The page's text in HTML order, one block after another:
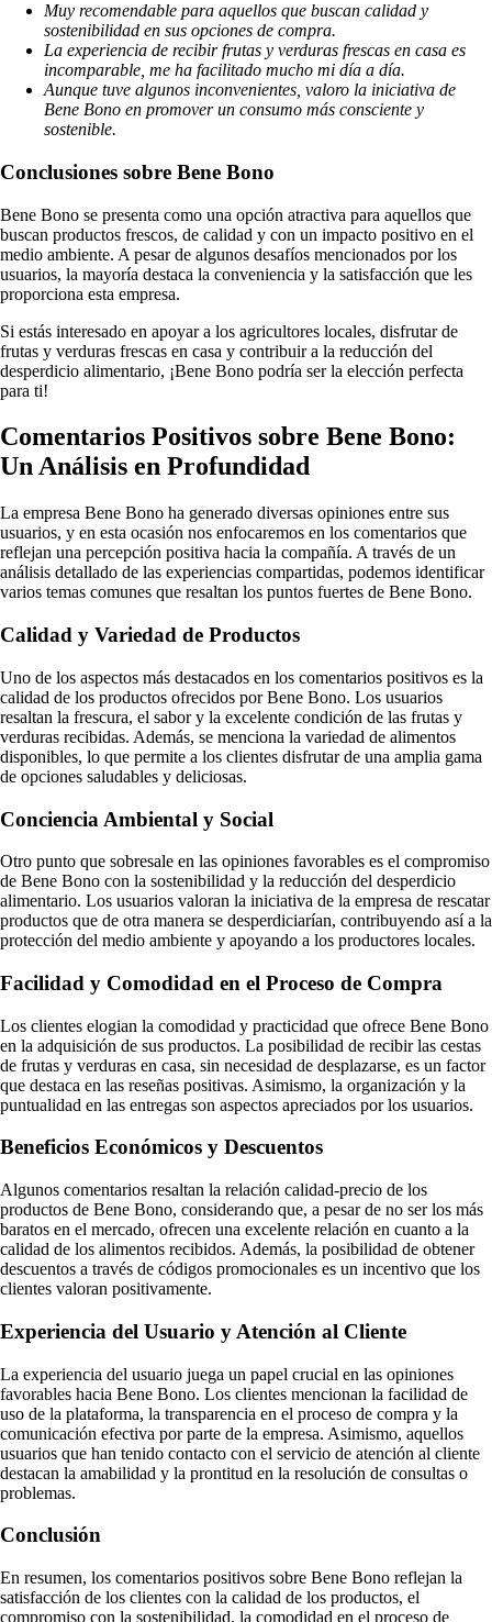
Muy recomendable para aquellos que buscan calidad y
sostenibilidad en sus opciones de compra.
La experiencia de recibir frutas y verduras frescas en casa es
incomparable, me ha facilitado mucho mi día a día.
Aunque tuve algunos inconvenientes, valoro la iniciativa de
Bene Bono en promover un consumo más consciente y
sostenible.
Conclusiones sobre Bene Bono
Bene Bono se presenta como una opción atractiva para aquellos que
buscan productos frescos, de calidad y con un impacto positivo en el
medio ambiente. A pesar de algunos desafíos mencionados por los
usuarios, la mayoría destaca la conveniencia y la satisfacción que les
proporciona esta empresa.
Si estás interesado en apoyar a los agricultores locales, disfrutar de
frutas y verduras frescas en casa y contribuir a la reducción del
desperdicio alimentario, ¡Bene Bono podría ser la elección perfecta
para ti!
Comentarios Positivos sobre Bene Bono:
Un Análisis en Profundidad
La empresa Bene Bono ha generado diversas opiniones entre sus
usuarios, y en esta ocasión nos enfocaremos en los comentarios que
reflejan una percepción positiva hacia la compañía. A través de un
análisis detallado de las experiencias compartidas, podemos identificar
varios temas comunes que resaltan los puntos fuertes de Bene Bono.
Calidad y Variedad de Productos
Uno de los aspectos más destacados en los comentarios positivos es la
calidad de los productos ofrecidos por Bene Bono. Los usuarios
resaltan la frescura, el sabor y la excelente condición de las frutas y
verduras recibidas. Además, se menciona la variedad de alimentos
disponibles, lo que permite a los clientes disfrutar de una amplia gama
de opciones saludables y deliciosas.
Conciencia Ambiental y Social
Otro punto que sobresale en las opiniones favorables es el compromiso
de Bene Bono con la sostenibilidad y la reducción del desperdicio
alimentario. Los usuarios valoran la iniciativa de la empresa de rescatar
productos que de otra manera se desperdiciarían, contribuyendo así a la
protección del medio ambiente y apoyando a los productores locales.
Facilidad y Comodidad en el Proceso de Compra
Los clientes elogian la comodidad y practicidad que ofrece Bene Bono
en la adquisición de sus productos. La posibilidad de recibir las cestas
de frutas y verduras en casa, sin necesidad de desplazarse, es un factor
que destaca en las reseñas positivas. Asimismo, la organización y la
puntualidad en las entregas son aspectos apreciados por los usuarios.
Beneficios Económicos y Descuentos
Algunos comentarios resaltan la relación calidad-precio de los
productos de Bene Bono, considerando que, a pesar de no ser los más
baratos en el mercado, ofrecen una excelente relación en cuanto a la
calidad de los alimentos recibidos. Además, la posibilidad de obtener
descuentos a través de códigos promocionales es un incentivo que los
clientes valoran positivamente.
Experiencia del Usuario y Atención al Cliente
La experiencia del usuario juega un papel crucial en las opiniones
favorables hacia Bene Bono. Los clientes mencionan la facilidad de
uso de la plataforma, la transparencia en el proceso de compra y la
comunicación efectiva por parte de la empresa. Asimismo, aquellos
usuarios que han tenido contacto con el servicio de atención al cliente
destacan la amabilidad y la prontitud en la resolución de consultas o
problemas.
Conclusión
En resumen, los comentarios positivos sobre Bene Bono reflejan la
satisfacción de los clientes con la calidad de los productos, el
compromiso con la sostenibilidad, la comodidad en el proceso de